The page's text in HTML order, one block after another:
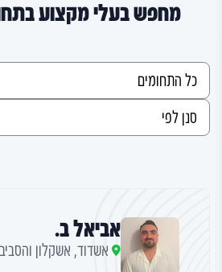
מחפש בעלי מקצוע
אביאל ב.
אשדוד, אשקלון